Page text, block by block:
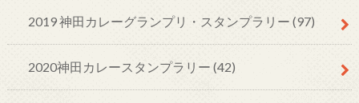
2019 神田カレーグランプリ・スタンプラリー (97)
2020神田カレースタンプラリー (42)